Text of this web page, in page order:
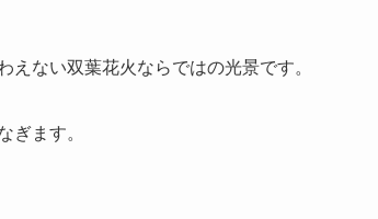
ない双葉花火ならではの光景です。
ぎます。